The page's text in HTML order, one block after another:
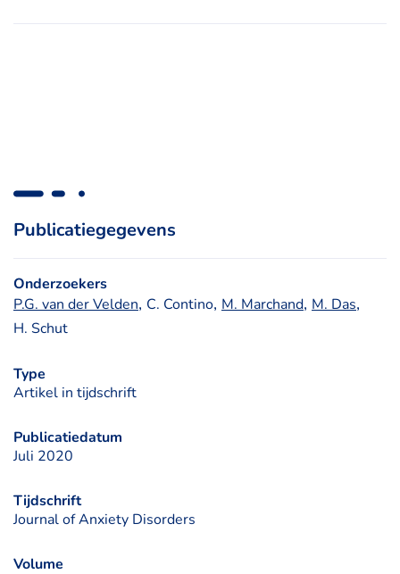
Publicatiegegevens
Onderzoekers
P.G. van der Velden, C. Contino, M. Marchand, M. Das,
H. Schut
Type
Artikel in tijdschrift
Publicatiedatum
Juli 2020
Tijdschrift
Journal of Anxiety Disorders
Volume